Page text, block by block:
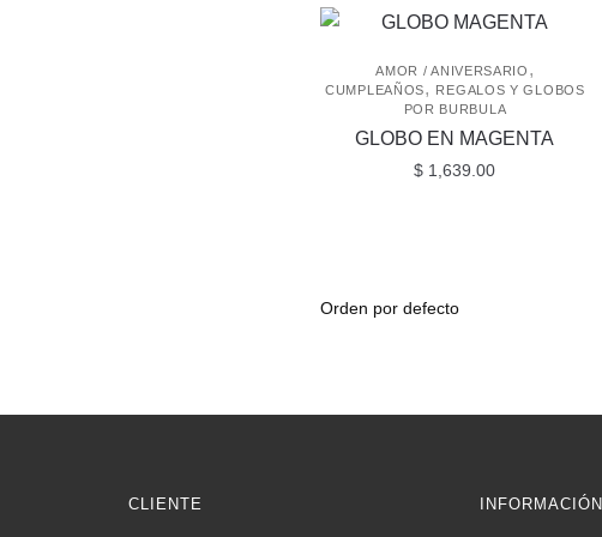
AMOR / ANIVERSARIO ,
CUMPLEAÑOS,
REGALOS Y GLOBOS
POR BURBULA
GLOBO EN MAGENTA
$ 1,639.00
CLIENTE INFORMACIÓN